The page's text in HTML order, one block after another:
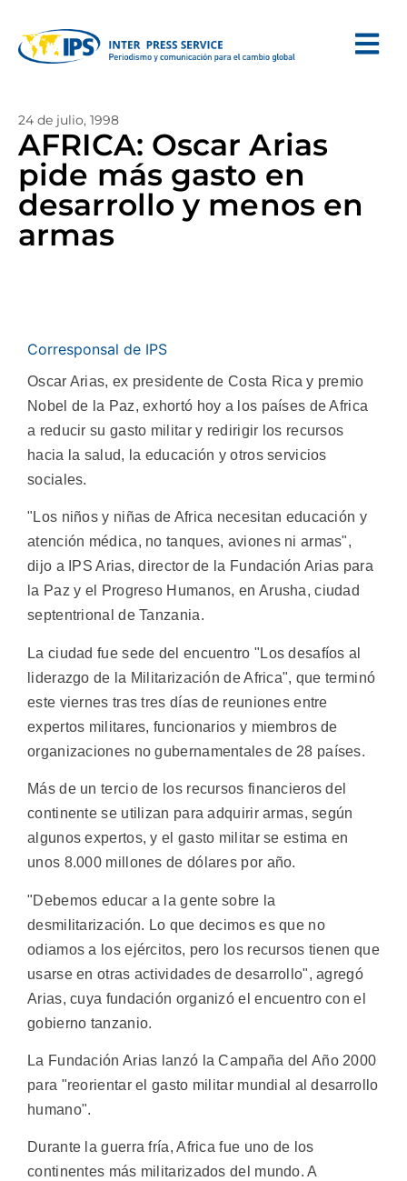
24 de julio, 1998
AFRICA: Oscar Arias
pide más gasto en
desarrollo y menos en
armas
Corresponsal de IPS
Oscar Arias, ex presidente de Costa Rica y premio
Nobel de la Paz, exhortó hoy a los países de Africa
a reducir su gasto militar y redirigir los recursos
hacia la salud, la educación y otros servicios
sociales.
"Los niños y niñas de Africa necesitan educación y
atención médica, no tanques, aviones ni armas",
dijo a IPS Arias, director de la Fundación Arias para
la Paz y el Progreso Humanos, en Arusha, ciudad
septentrional de Tanzania.
La ciudad fue sede del encuentro "Los desafíos al
liderazgo de la Militarización de Africa", que terminó
este viernes tras tres días de reuniones entre
expertos militares, funcionarios y miembros de
organizaciones no gubernamentales de 28 países.
Más de un tercio de los recursos financieros del
continente se utilizan para adquirir armas, según
algunos expertos, y el gasto militar se estima en
unos 8.000 millones de dólares por año.
"Debemos educar a la gente sobre la
desmilitarización. Lo que decimos es que no
odiamos a los ejércitos, pero los recursos tienen que
usarse en otras actividades de desarrollo", agregó
Arias, cuya fundación organizó el encuentro con el
gobierno tanzanio.
La Fundación Arias lanzó la Campaña del Año 2000
para "reorientar el gasto militar mundial al desarrollo
humano".
Durante la guerra fría, Africa fue uno de los
continentes más militarizados del mundo. A